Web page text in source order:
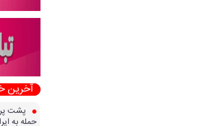
آخرین
پشت
حمله به